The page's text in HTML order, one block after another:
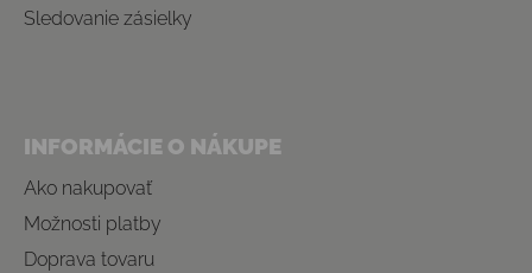
Sledovanie zásielky
INFORMÁCIE O NÁKUPE
Ako nakupovať
Možnosti platby
Doprava tovaru